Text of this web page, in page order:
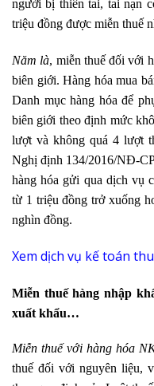
người bị thiên tai, tai nạn
triệu đồng được miễn thuế
Năm là, miễn thuế đối với
biên giới. Hàng hóa mua
Danh mục hàng hóa để
biên giới theo định mức
lượt và không quá 4 lượt
Nghị định 134/2016/NĐ-
hàng hóa gửi qua dịch vụ
từ 1 triệu đồng trở xuống
nghìn đồng.
Xem dịch vụ kế toán
Miễn thuế hàng nhập
xuất khẩu…
Miễn thuế với hàng hóa
thuế đối với nguyên liệu,